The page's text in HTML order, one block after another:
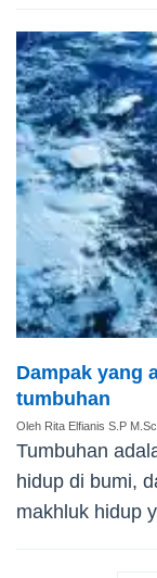
Dampak yang
tumbuhan
Oleh Rita Elfianis S.P M.Sc
Tumbuhan
hidup di bumi,
makhluk hidup